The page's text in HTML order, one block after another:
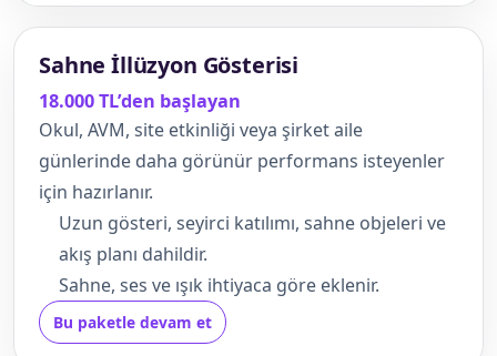
Sahne İllüzyon Gösterisi
18.000 TL’den başlayan
Okul, AVM, site etkinliği veya şirket aile
günlerinde daha görünür performans isteyenler
için hazırlanır.
Uzun gösteri, seyirci katılımı, sahne objeleri ve
akış planı dahildir.
Sahne, ses ve ışık ihtiyaca göre eklenir.
Bu paketle devam et